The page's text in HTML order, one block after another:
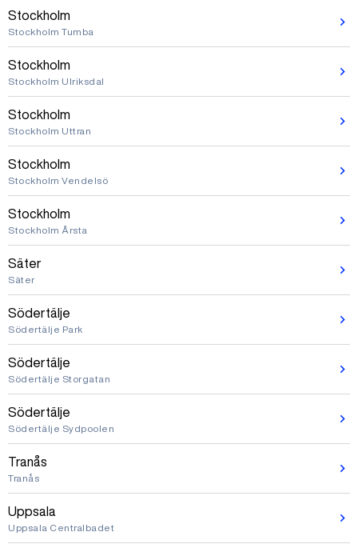
Stockholm
Stockholm Tumba
Stockholm
Stockholm Ulriksdal
Stockholm
Stockholm Uttran
Stockholm
Stockholm Vendelsö
Stockholm
Stockholm Årsta
Säter
Säter
Södertälje
Södertälje Park
Södertälje
Södertälje Storgatan
Södertälje
Södertälje Sydpoolen
Tranås
Tranås
Uppsala
Uppsala Centralbadet